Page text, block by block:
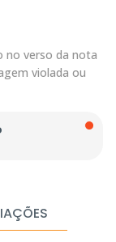
no verso da nota
violada ou